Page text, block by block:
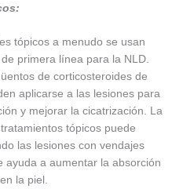
tópicos a menudo se usan
primera línea para la NLD.
de corticosteroides de
aplicarse a las lesiones para
y mejorar la cicatrización. La
tópicos puede
las lesiones con vendajes
ayuda a aumentar la absorción
la piel.